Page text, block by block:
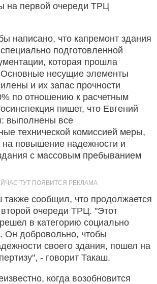
на первой очереди ТРЦ
написано, что капремонт здания
подготовленной
которая прошла
Основные несущие элементы
и их запас прочности
по отношению к расчетным
пишет, что Евгений
выполнены все
технической комиссией меры,
повышение надежности и
с массовым пребыванием
также сообщил, что продолжается
второй очереди ТРЦ. "Этот
в категорию социально
Он добровольно, чтобы
своего здания, пошел на
- говорит Такаш.
когда возобновится